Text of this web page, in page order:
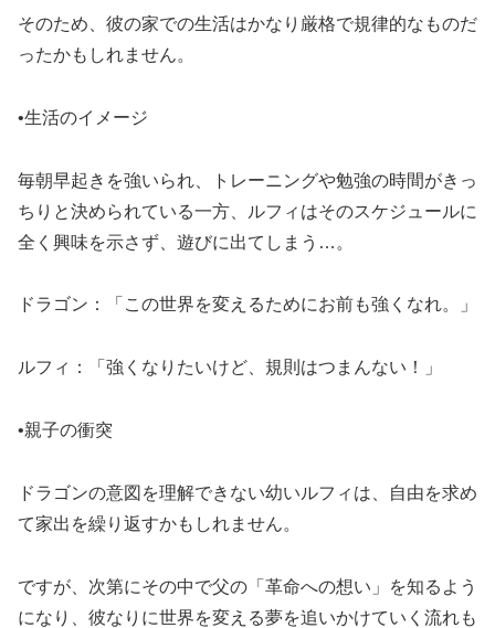
そのため、彼の家での生活はかなり厳格で規律的なものだ
ったかもしれません。
•生活のイメージ
毎朝早起きを強いられ、トレーニングや勉強の時間がきっ
ちりと決められている一方、ルフィはそのスケジュールに
全く興味を示さず、遊びに出てしまう…。
ドラゴン：「この世界を変えるためにお前も強くなれ。」
ルフィ：「強くなりたいけど、規則はつまんない！」
•親子の衝突
ドラゴンの意図を理解できない幼いルフィは、自由を求め
て家出を繰り返すかもしれません。
ですが、次第にその中で父の「革命への想い」を知るよう
になり、彼なりに世界を変える夢を追いかけていく流れも